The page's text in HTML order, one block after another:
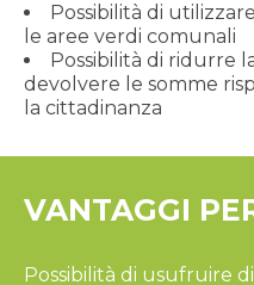
Possibilità di
le aree verdi comunali
Possibilità di ridurre
devolvere le somme
la cittadinanza
VANTAGGI
Possibilità di usufruire